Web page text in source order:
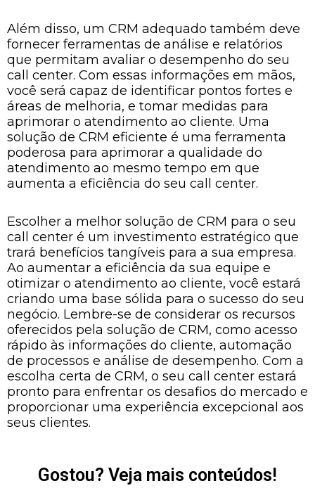
Além disso, um CRM adequado também deve
fornecer ferramentas de análise e relatórios
que permitam avaliar o desempenho do seu
call center. Com essas informações em mãos,
você será capaz de identificar pontos fortes e
áreas de melhoria, e tomar medidas para
aprimorar o atendimento ao cliente. Uma
solução de CRM eficiente é uma ferramenta
poderosa para aprimorar a qualidade do
atendimento ao mesmo tempo em que
aumenta a eficiência do seu call center.
Escolher a melhor solução de CRM para o seu
call center é um investimento estratégico que
trará benefícios tangíveis para a sua empresa.
Ao aumentar a eficiência da sua equipe e
otimizar o atendimento ao cliente, você estará
criando uma base sólida para o sucesso do seu
negócio. Lembre-se de considerar os recursos
oferecidos pela solução de CRM, como acesso
rápido às informações do cliente, automação
de processos e análise de desempenho. Com a
escolha certa de CRM, o seu call center estará
pronto para enfrentar os desafios do mercado e
proporcionar uma experiência excepcional aos
seus clientes.
Gostou? Veja mais conteúdos!